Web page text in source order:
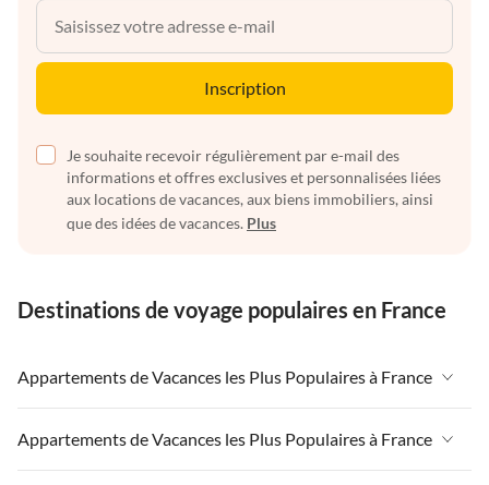
Inscription
Je souhaite recevoir régulièrement par e-mail des
informations et offres exclusives et personnalisées liées
aux locations de vacances, aux biens immobiliers, ainsi
que des idées de vacances. Plus
Destinations de voyage populaires en France
Appartements de Vacances les Plus Populaires à France
Appartements de Vacances à France
Appartements de Vacances à Paris-Ile de France
Appartements de Vacances les Plus Populaires à France